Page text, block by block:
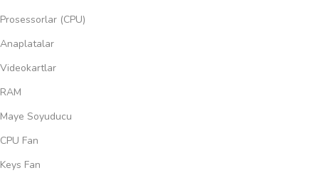
Prosessorlar (CPU)
Anaplatalar
Videokartlar
RAM
Maye Soyuducu
CPU Fan
Keys Fan